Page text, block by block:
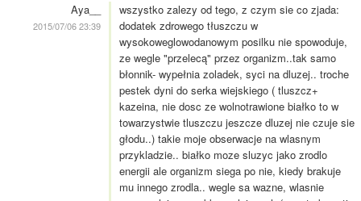
Aya__
2015/07/06 23:39
wszystko zalezy od tego, z czym sie co zjada:
dodatek zdrowego tłuszczu w
wysokoweglowodanowym posilku nie spowoduje,
ze wegle "przelecą" przez organizm..tak samo
błonnik- wypełnia zoladek, syci na dluzej.. troche
pestek dyni do serka wiejskiego ( tluszcz+
kazeina, nie dosc ze wolnotrawione białko to w
towarzystwie tluszczu jeszcze dluzej nie czuje sie
głodu..) takie moje obserwacje na wlasnym
przykladzie.. białko moze sluzyc jako zrodlo
energii ale organizm siega po nie, kiedy brakuje
mu innego zrodla.. wegle sa wazne, wlasnie